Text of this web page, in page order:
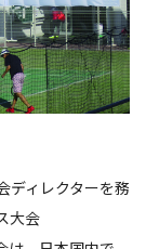
ディレクターを務
大会